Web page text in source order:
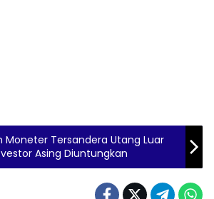
Moneter Tersandera Utang Luar
Asing Diuntungkan